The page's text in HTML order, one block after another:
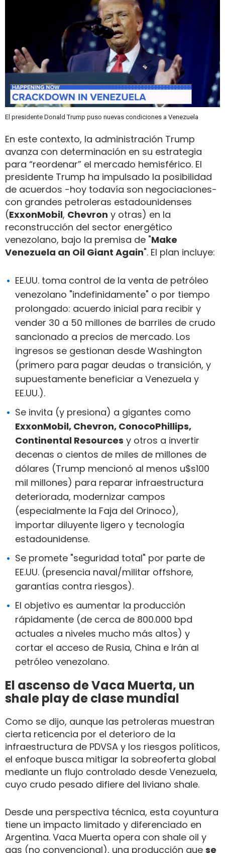
El presidente Donald Trump puso nuevas condiciones a Venezuela
En este contexto, la administración Trump
avanza con determinación en su estrategia
para “reordenar” el mercado hemisférico. El
presidente Trump ha impulsado la posibilidad
de acuerdos -hoy todavía son negociaciones-
con grandes petroleras estadounidenses
(ExxonMobil, Chevron y otras) en la
reconstrucción del sector energético
venezolano, bajo la premisa de "Make
Venezuela an Oil Giant Again". El plan incluye:
EE.UU. toma control de la venta de petróleo
venezolano "indefinidamente" o por tiempo
prolongado: acuerdo inicial para recibir y
vender 30 a 50 millones de barriles de crudo
sancionado a precios de mercado. Los
ingresos se gestionan desde Washington
(primero para pagar deudas o transición, y
supuestamente beneficiar a Venezuela y
EE.UU.).
Se invita (y presiona) a gigantes como
ExxonMobil, Chevron, ConocoPhillips,
Continental Resources y otros a invertir
decenas o cientos de miles de millones de
dólares (Trump mencionó al menos u$s100
mil millones) para reparar infraestructura
deteriorada, modernizar campos
(especialmente la Faja del Orinoco),
importar diluyente ligero y tecnología
estadounidense.
Se promete "seguridad total" por parte de
EE.UU. (presencia naval/militar offshore,
garantías contra riesgos).
El objetivo es aumentar la producción
rápidamente (de cerca de 800.000 bpd
actuales a niveles mucho más altos) y
cortar el acceso de Rusia, China e Irán al
petróleo venezolano.
El ascenso de Vaca Muerta, un
shale play de clase mundial
Como se dijo, aunque las petroleras muestran
cierta reticencia por el deterioro de la
infraestructura de PDVSA y los riesgos políticos,
el enfoque busca mitigar la sobreoferta global
mediante un flujo controlado desde Venezuela,
cuyo crudo pesado difiere del liviano shale.
Desde una perspectiva técnica, esta coyuntura
tiene un impacto limitado y diferenciado en
Argentina. Vaca Muerta opera con shale oil y
gas (no convencional), una producción que se